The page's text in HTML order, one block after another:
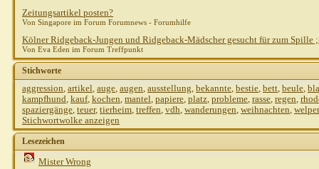
Zeitungsartikel posten?
Von Singapore im Forum Forumnews - Forumhilfe
Kölner Ridgeback-Jungen und Ridgeback-Mädscher gesucht für zum Spille
Von Eva Eden im Forum Treffpunkt
Stichworte
aggression, artikel, auge, augen, ausstellung, bekannte, bestie, bett, beule,
kampfhund, kauf, kochen, mantel, papiere, platz, probleme, rasse, regen,
spaziergänge, teuer, tierheim, treffen, vdh, wanderungen, weihnachten,
Stichwortwolke anzeigen
Lesezeichen
Mister Wrong